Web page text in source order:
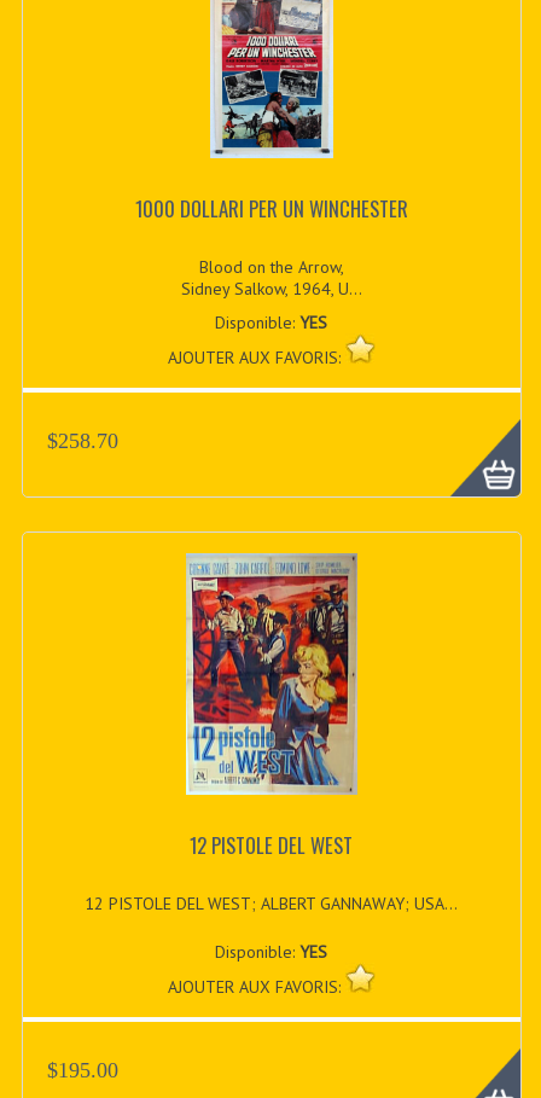
1000 DOLLARI PER UN WINCHESTER
Blood on the Arrow,
Sidney Salkow, 1964, U...
Disponible:YES
AJOUTER AUX FAVORIS:
$258.70
12 PISTOLE DEL WEST
12 PISTOLE DEL WEST; ALBERT GANNAWAY; USA...
Disponible:YES
AJOUTER AUX FAVORIS:
$195.00